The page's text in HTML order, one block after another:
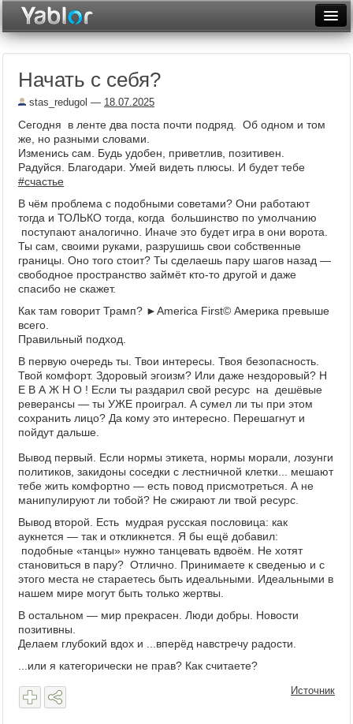
Неделя
Архив
Фототоп
Видеотоп
Начать с себя?
stas_redugol — 18.07.2025
Сегодня в ленте два поста почти подряд. Об одном и том
же, но разными словами.
Изменись сам. Будь удобен, приветлив, позитивен.
Радуйся. Благодари. Умей видеть плюсы. И будет тебе
#счастье
В чём проблема с подобными советами? Они работают
тогда и ТОЛЬКО тогда, когда большинство по умолчанию
поступают аналогично. Иначе это будет игра в они ворота.
Ты сам, своими руками, разрушишь свои собственные
границы. Оно того стоит? Ты сделаешь пару шагов назад —
свободное пространство займёт кто-то другой и даже
спасибо не скажет.
Как там говорит Трамп? ►America First© Америка превыше
всего.
Правильный подход.
В первую очередь ты. Твои интересы. Твоя безопасность.
Твой комфорт. Здоровый эгоизм? Или даже нездоровый? Н
Е В А Ж Н О ! Если ты раздарил свой ресурс на дешёвые
реверансы — ты УЖЕ проиграл. А сумел ли ты при этом
сохранить лицо? Да кому это интересно. Перешагнут и
пойдут дальше.
Вывод первый. Если нормы этикета, нормы морали, лозунги
политиков, закидоны соседки с лестничной клетки... мешают
тебе жить комфортно — есть повод присмотреться. А не
манипулируют ли тобой? Не сжирают ли твой ресурс.
Вывод второй. Есть мудрая русская пословица: как
аукнется — так и откликнется. Я бы ещё добавил:
подобные «танцы» нужно танцевать вдвоём. Не хотят
становиться в пару? Отлично. Принимаете к сведенью и с
этого места не стараетесь быть идеальными. Идеальными в
нашем мире могут быть только жертвы.
В остальном — мир прекрасен. Люди добры. Новости
позитивны.
Делаем глубокий вдох и ...вперёд навстречу радости.
...или я категорически не прав? Как считаете?
Источник